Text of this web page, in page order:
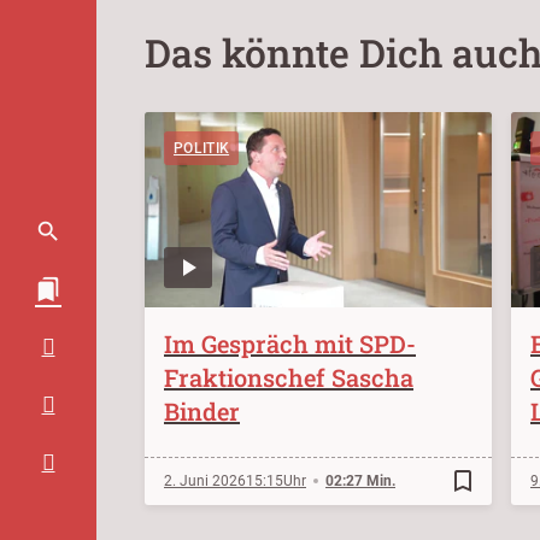
Das könnte Dich
POLITIK
Im Gespräch mit SPD-
Fraktionschef Sascha
Binder
2. Juni 202615:15 02:27 Min. bookmark_border